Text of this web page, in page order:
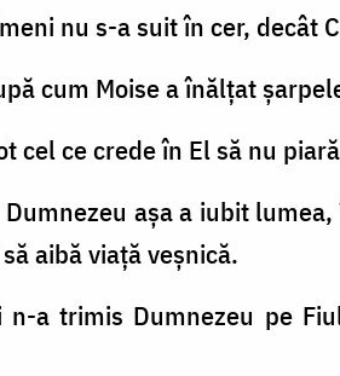
nu s-a suit în cer, decât
cum Moise a înălţat
cel ce crede în El să nu
Dumnezeu aşa a iubit
aibă viaţă veşnică.
n-a trimis Dumnezeu pe